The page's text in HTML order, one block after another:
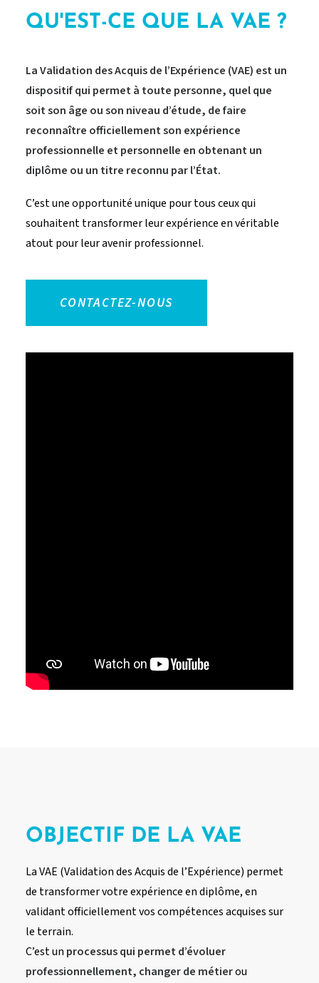
QU'EST-CE QUE LA VAE ?
La Validation des Acquis de l’Expérience (VAE) est un
dispositif qui permet à toute personne, quel que
soit son âge ou son niveau d’étude, de faire
reconnaître officiellement son expérience
professionnelle et personnelle en obtenant un
diplôme ou un titre reconnu par l’État.
C’est une opportunité unique pour tous ceux qui
souhaitent transformer leur expérience en véritable
atout pour leur avenir professionnel.
CONTACTEZ-NOUS
OBJECTIF DE LA VAE
La VAE (Validation des Acquis de l’Expérience) permet
de transformer votre expérience en diplôme, en
validant officiellement vos compétences acquises sur
le terrain.
C’est un processus qui permet d’évoluer
professionnellement, changer de métierou